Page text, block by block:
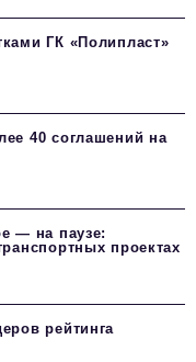
ГК «Полипласт»
40 соглашений на
— на паузе:
проектах
рейтинга